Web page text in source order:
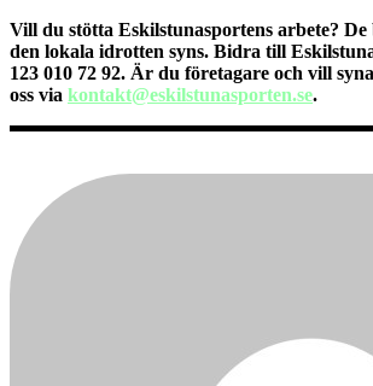
Vill du stötta Eskilstunasportens arbete?
den lokala idrotten syns. Bidra till
123 010 72 92. Är du företagare och vill
oss via kontakt@eskilstunasporten.se.